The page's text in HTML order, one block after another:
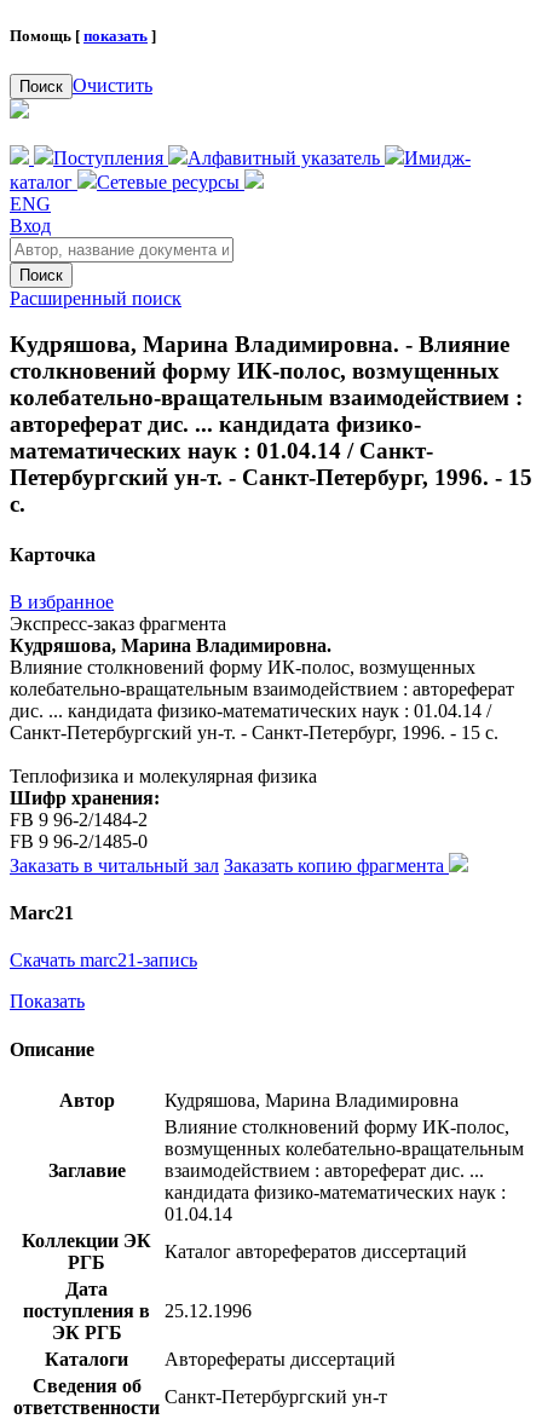
Помощь [ показать ]
Поиск Очистить
Поступления Алфавитный указатель
Имидж-
каталог
Сетевые ресурсы
ENG
Вход
Поиск
Расширенный поиск
Кудряшова, Марина Владимировна. - Влияние
столкновений форму ИК-полос, возмущенных
колебательно-вращательным взаимодействием :
автореферат дис. ... кандидата физико-
математических наук : 01.04.14 / Санкт-
Петербургский ун-т. - Санкт-Петербург, 1996. - 15
с.
Карточка
В избранное
Экспресс-заказ фрагмента
Кудряшова, Марина Владимировна.
Влияние столкновений форму ИК-полос, возмущенных
колебательно-вращательным взаимодействием : автореферат
дис. ... кандидата физико-математических наук : 01.04.14 /
Санкт-Петербургский ун-т. - Санкт-Петербург, 1996. - 15 с.
Теплофизика и молекулярная физика
Шифр хранения:
FB 9 96-2/1484-2
FB 9 96-2/1485-0
Заказать в читальный зал Заказать копию фрагмента
Marc21
Скачать marc21-запись
Показать
Описание
Автор Кудряшова, Марина Владимировна
Заглавие
Влияние столкновений форму ИК-полос,
возмущенных колебательно-вращательным
взаимодействием : автореферат дис. ...
кандидата физико-математических наук :
01.04.14
Коллекции ЭК
РГБ
Каталог авторефератов диссертаций
Дата
поступления в
ЭК РГБ
25.12.1996
Каталоги
Авторефераты диссертаций
Сведения об
ответственности
Санкт-Петербургский ун-т